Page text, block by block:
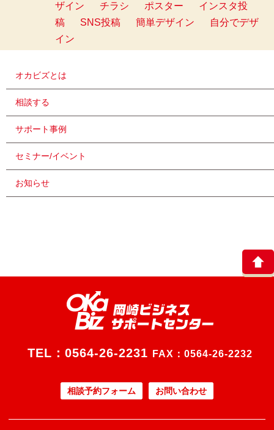
ザイン
チラシ ポスター
インスタ投
稿
SNS投稿 簡単デザイン
自分でデザ
イン
オカビズとは
相談する
サポート事例
セミナー/イベント
お知らせ
TEL： 0564-26-2231 FAX：0564-26-2232
相談予約フォーム お問い合わせ